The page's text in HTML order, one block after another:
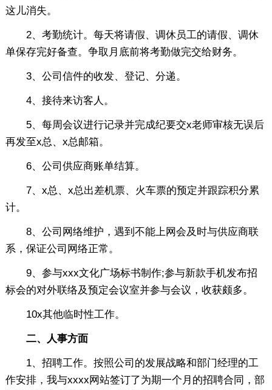
这儿消失。
2、考勤统计。每天将请假、调休员工的请假、调休
单保存完好备查。争取月底前将考勤做完交给财务。
3、公司信件的收发、登记、分递。
4、接待来访客人。
5、每周会议进行记录并完成纪要交x老师审核无误后
再发至x总、x总邮箱。
6、公司供应商账单结算。
7、x总、x总出差机票、火车票的预定并跟踪积分累
计。
8、公司网络维护，遇到不能上网会及时与供应商联
系，保证公司网络正常。
9、参与xxx文化广场标书制作;参与新款手机发布招
标会的对外联络及预定会议室并参与会议，收获颇多。
10x其他临时性工作。
二、人事方面
1、招聘工作。按照公司的发展战略和部门经理的工
作安排，我与xxxx网站签订了为期一个月的招聘合同，部